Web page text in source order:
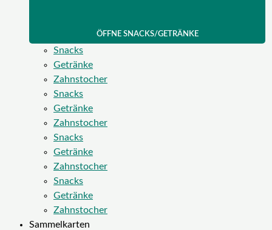
ÖFFNE SNACKS/GETRÄNKE
Snacks
Getränke
Zahnstocher
Snacks
Getränke
Zahnstocher
Snacks
Getränke
Zahnstocher
Snacks
Getränke
Zahnstocher
Sammelkarten